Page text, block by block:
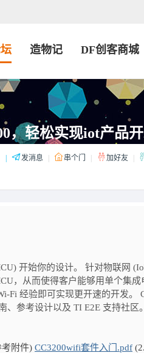
造物记 DF创客商城
，轻松实现iot产品
发消息 串个门 加好友
开始你的设计。 针对物联网
，从而使得客户能够用单个集
Fi 经验即可实现更开速的开发。
参考设计以及 TI E2E 支持社区
考附件) CC3200wifi套件入门.pdf